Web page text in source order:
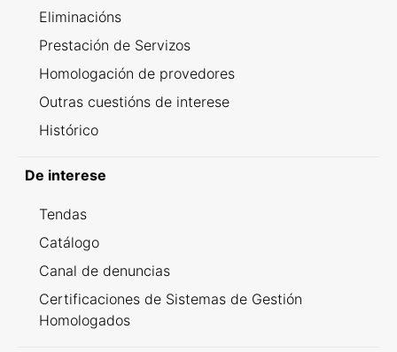
Eliminacións
Prestación de Servizos
Homologación de provedores
Outras cuestións de interese
Histórico
De interese
Tendas
Catálogo
Canal de denuncias
Certificaciones de Sistemas de Gestión
Homologados